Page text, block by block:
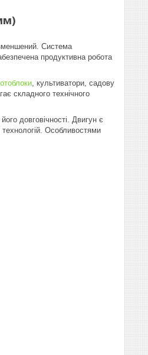
Система
продуктивна робота
, культиватори, садову
складного технічного
довговічності. Двигун є
Особливостями